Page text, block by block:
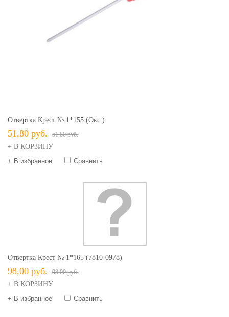
Отвертка Крест № 1*155 (окс.)
51,80 руб. 51,80 руб.
+ В КОРЗИНУ
+ В избранное
Сравнить
Отвертка Крест № 1*165 (7810-0978)
98,00 руб. 98,00 руб.
+ В КОРЗИНУ
+ В избранное
Сравнить